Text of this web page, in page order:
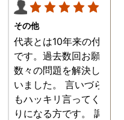
その他
代表とは10年来の付き合
です。過去数回お願いし
数々の問題を解決しても
いました。 言いづらい
もハッキリ言ってくれて
りになる方です。 調査